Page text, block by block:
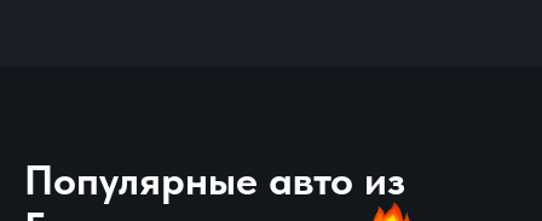
Популярные авто из